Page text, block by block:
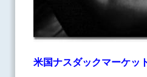
米国ナスダックマーケ